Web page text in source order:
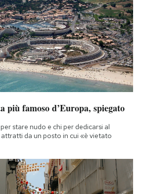
famoso d’Europa, spiegato
stare nudo e chi per dedicarsi al
da un posto in cui «è vietato